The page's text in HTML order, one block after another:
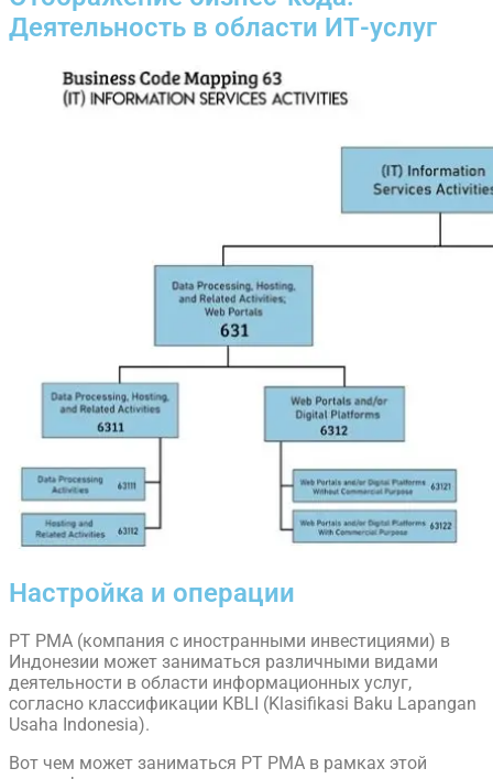
Деятельность в области ИТ-услуг
Настройка и операции
PT PMA (компания с иностранными инвестициями) в
Индонезии может заниматься различными видами
деятельности в области информационных услуг,
согласно классификации KBLI (Klasifikasi Baku Lapangan
Usaha Indonesia).
Вот чем может заниматься PT PMA в рамках этой